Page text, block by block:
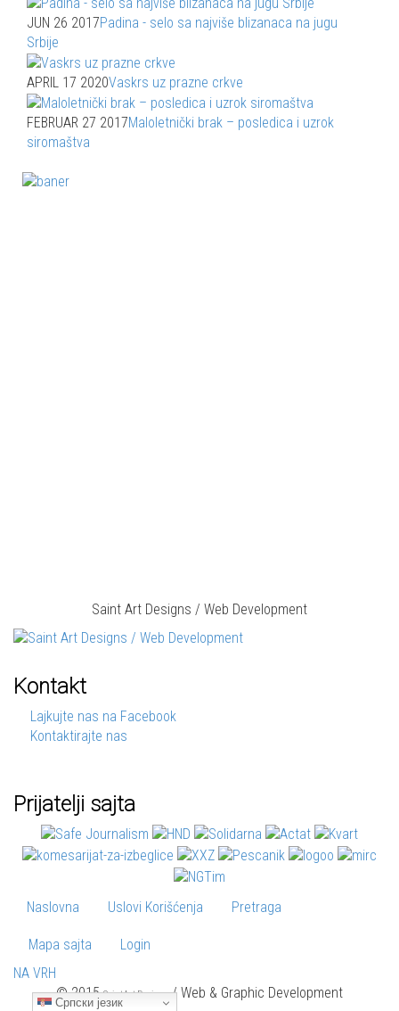
Српски језик
JUN 26 2017Padina - selo sa najviše blizanaca na jugu
Srbije
APRIL 17 2020Vaskrs uz prazne crkve
FEBRUAR 27 2017Maloletnički brak – posledica i uzrok
siromaštva
Saint Art Designs / Web Development
Kontakt
Lajkujte nas na Facebook
Kontaktirajte nas
Prijatelji sajta
Naslovna Uslovi Korišćenja Pretraga
Mapa sajta
Login
NA VRH
© 2015SaintArt Designs/ Web & Graphic Development